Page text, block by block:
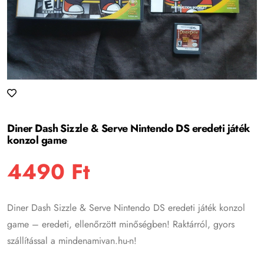
Diner Dash Sizzle & Serve Nintendo DS eredeti játék
konzol game
4490 Ft
Diner Dash Sizzle & Serve Nintendo DS eredeti játék konzol
game – eredeti, ellenőrzött minőségben! Raktárról, gyors
szállítással a mindenamivan.hu-n!